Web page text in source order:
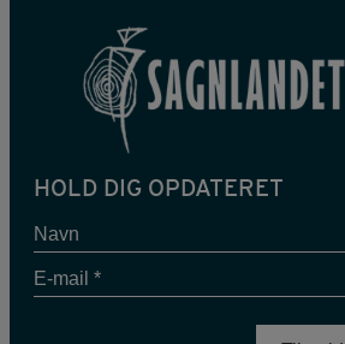
HOLD DIG OPDATERET
Navn
E-
mail